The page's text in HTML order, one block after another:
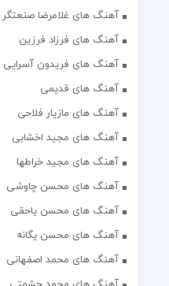
آهنگ های غلامرضا صنعتگر
آهنگ های فرزاد فرزین
آهنگ های فریدون آسرایی
آهنگ های قدیمی
آهنگ های مازیار فلاحی
آهنگ های مجید اخشابی
آهنگ های مجید خراطها
آهنگ های محسن چاوشی
آهنگ های محسن یاحقی
آهنگ های محسن یگانه
آهنگ های محمد اصفهانی